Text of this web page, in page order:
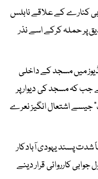
کنارے کے علاقے نابلس
پر حملہ کرکے اسے نذر
میں مسجد کے داخلی
جب کہ مسجد کی دیوار پر
جیسے اشتعال انگیز نعرے
پسند یہودی آبادکار
کارروائی قرار دینے